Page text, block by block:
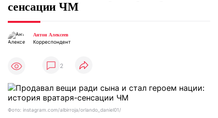
сенсации ЧМ
Антон Алексеев
Корреспондент
2
Фото: instagram.com/albirroja/orlando_daniel01/